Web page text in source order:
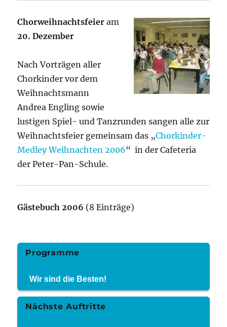
Chorweihnachtsfeieram
20. Dezember
Nach Vorträgen aller
Chorkinder vor dem
Weihnachtsmann
Andrea Engling sowie
lustigen Spiel- und Tanzrunden sangen alle zur
Weihnachtsfeier gemeinsam das „Chorkinder-
Medley Weihnachten 2006“ in der Cafeteria
der Peter-Pan-Schule.
Gästebuch 2006 (8 Einträge)
Programme
Wir sind die Besten!
Nächste Auftritte